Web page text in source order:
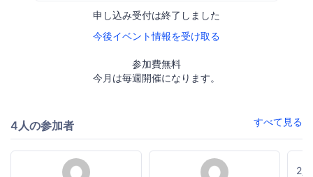
申し込み受付は終了しました
今後イベント情報を受け取る
参加費無料
今月は毎週開催になります。
4人の参加者 すべて見る
2